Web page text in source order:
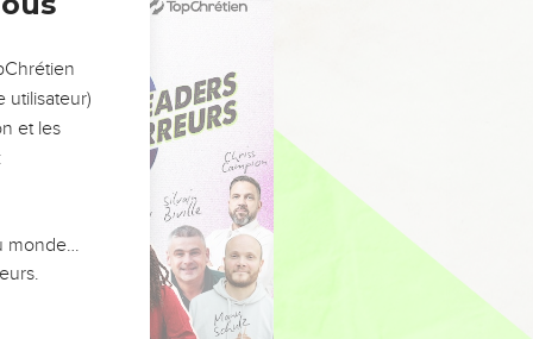
utilisateur)
et les
monde…